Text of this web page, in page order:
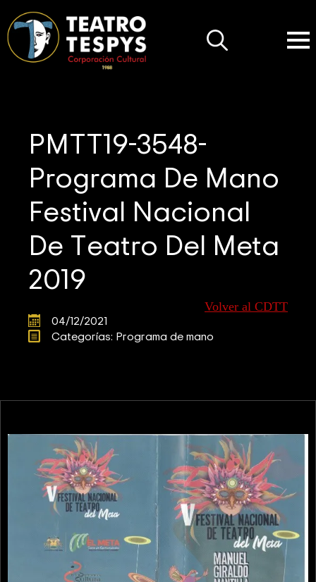
PMTT19-3548-
Programa De Mano
Festival Nacional
De Teatro Del Meta
2019
Volver al CDTT
04/12/2021
Categorías: Programa de mano